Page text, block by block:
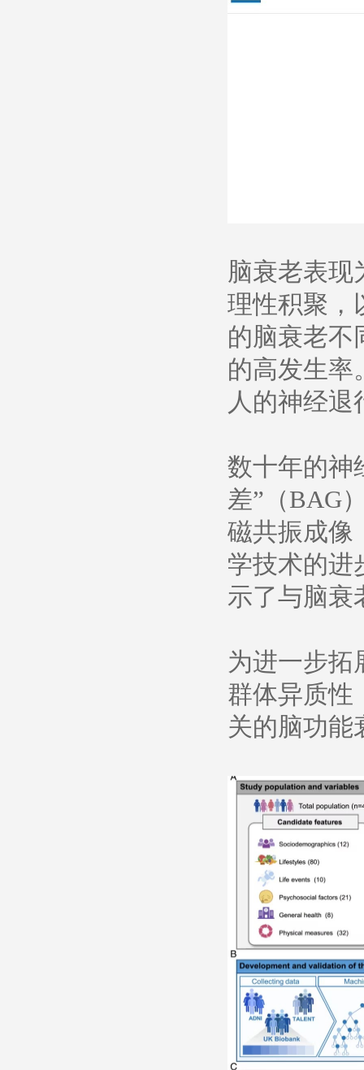
脑衰老表现
理性积聚，
的脑衰老不
的高发生率
人的神经
数十年的神
差”（BAG
磁共振成像
学技术的进
示了与脑衰
为进一步拓
群体异质性
关的脑功能